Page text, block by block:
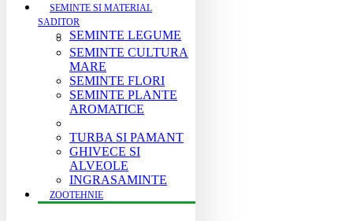
SEMINTE SI MATERIAL
SADITOR
SEMINTE LEGUME
SEMINTE CULTURA
MARE
SEMINTE FLORI
SEMINTE PLANTE
AROMATICE
TURBA SI PAMANT
GHIVECE SI
ALVEOLE
INGRASAMINTE
ZOOTEHNIE